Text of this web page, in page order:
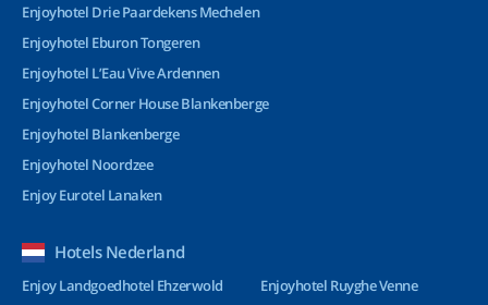
Enjoyhotel Drie Paardekens Mechelen
Enjoyhotel Eburon Tongeren
Enjoyhotel L’Eau Vive Ardennen
Enjoyhotel Corner House Blankenberge
Enjoyhotel Blankenberge
Enjoyhotel Noordzee
Enjoy Eurotel Lanaken
Hotels Nederland
Enjoy Landgoedhotel Ehzerwold
Enjoyhotel Ruyghe Venne